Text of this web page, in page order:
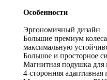
Особенности
Эргономичный дизайн
Большие премиум
максимальную
Большое и просторное
Магнитная подушка для
4-сторонняя